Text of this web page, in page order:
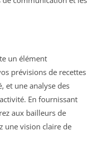
un élément
prévisions de recettes
et une analyse des
En fournissant
aux bailleurs de
une vision claire de